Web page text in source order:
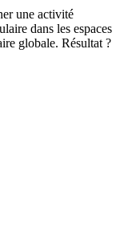
une activité
dans les espaces
globale. Résultat ?